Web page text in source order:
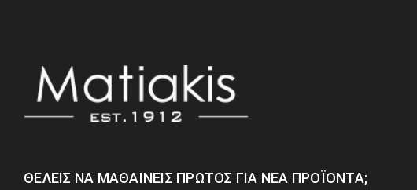
ΘΈΛΕΙΣ ΝΑ ΜΑΘΑΊΝΕΙΣ ΠΡΏΤΟΣ ΓΙΑ ΝΈΑ ΠΡΟΪΌΝΤΑ;